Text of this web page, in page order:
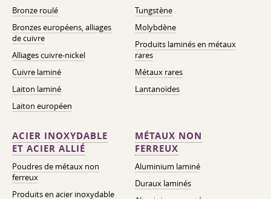
Bronze roulé
Bronzes européens, alliages
de cuivre
Alliages cuivre-nickel
Cuivre laminé
Laiton laminé
Laiton européen
Tungstène
Molybdène
Produits laminés en métaux
rares
Métaux rares
Lantanoïdes
ACIER INOXYDABLE
ET ACIER ALLIÉ
Poudres de métaux non
ferreux
Produits en acier inoxydable
MÉTAUX NON
FERREUX
Aluminium laminé
Duraux laminés